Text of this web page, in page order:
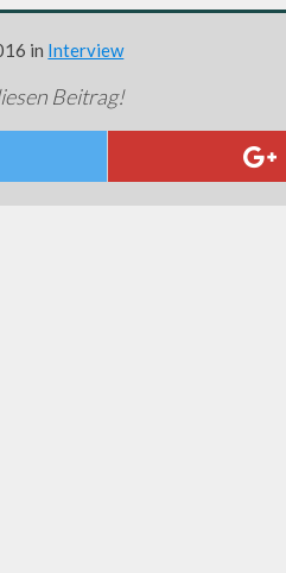
in Interview
Beitrag!